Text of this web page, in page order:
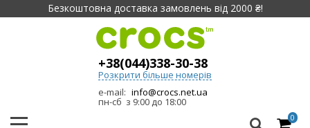
Безкоштовна доставка замовлень від 2000 ₴!
+38(044)338-30-38
Розкрити більше номерів
e-mail: info@crocs.net.ua
пн-сб з 9:00 до 18:00
0